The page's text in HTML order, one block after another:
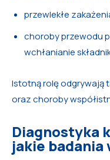
przewlekłe
choroby przewodu
wchłanianie
Istotną rolę odgrywają
oraz choroby
Diagnostyka
jakie badania